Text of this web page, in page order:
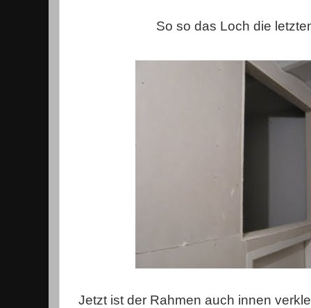
So so das Loch die
Jetzt ist der Rahmen auch innen